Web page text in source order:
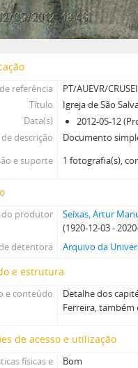
referência
PT/AUEVR/
Título
Igreja de São
Data(s)
2012-05-12
descrição
Documento
e suporte
1 fotografia(s),
do produtor
Seixas, Artur
(1920-12-03 -
detentora
Arquivo da
e estrutura
e conteúdo
Detalhe dos
Ferreira, também
de acesso e utilização
físicas e
Bom